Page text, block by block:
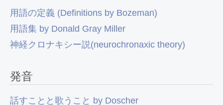
用語の定義 (Definitions by Bozeman)
用語集 by Donald Gray Miller
神経クロナキシー説(neurochronaxic theory)
発音
話すことと歌うこと by Doscher